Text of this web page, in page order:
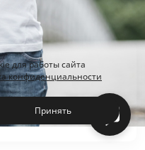
для работы сайта
конфиденциальности
Принять